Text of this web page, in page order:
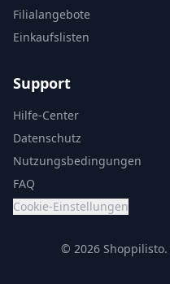
Filialangebote
Einkaufslisten
Support
Hilfe-Center
Datenschutz
Nutzungsbedingungen
FAQ
Cookie-Einstellungen
© 2026 Shoppilisto.